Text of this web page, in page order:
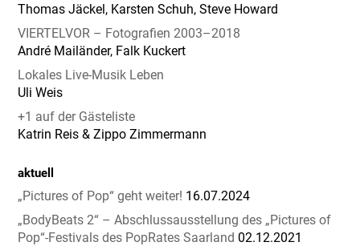
Thomas Jäckel, Karsten Schuh, Steve Howard
VIERTELVOR – Fotografien 2003–2018
André Mailänder, Falk Kuckert
Lokales Live-Musik Leben
Uli Weis
+1 auf der Gästeliste
Katrin Reis & Zippo Zimmermann
aktuell
„Pictures of Pop“ geht weiter! 16.07.2024
„BodyBeats 2“ – Abschlussausstellung des „Pictures of
Pop“-Festivals des PopRates Saarland 02.12.2021